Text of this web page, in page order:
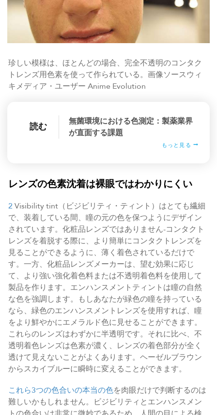
珍しい模様は、ほとんどの場合、完全不透明のコンタク
トレンズ用色素を使って作られている。画像ソースウィ
キメディア・ユーザー Anime Evolution
読む
無菌環境における色測定：製薬業界
が直面する課題
もっと見る
レンズの色素沈着は裸眼ではわかりにくい
2 Visibility tint（ビジビリティ・ティント）はとても繊細
で、装着している間、瞳の元の色を保つようにデザイン
されています。化粧品レンズではありません-コンタクト
レンズを着脱する際に、より簡単にコンタクトレンズを
見ることができるように、薄く着色されているだけで
す。一方、化粧品レンズメーカーは、望む効果に応じ
て、より強い強化着色料または不透明着色料を使用して
製品を作ります。エンハンスメントティントは瞳の自然
な色を強調します。もしあなたが緑色の瞳を持っている
なら、緑色のエンハンスメントレンズを使用すれば、瞳
をより鮮やかにエメラルド色に見せることができます。
これらのレンズはわずかに半透明です。それに比べ、不
透明着色レンズは色素が濃く、レンズの着色部分が全く
透けて見えないことがよくあります。ヘーゼルブラウン
からスカイブルーに瞬時に変えることができます。
これら3つの色合いの本当の色を肉眼だけで判断するのは
難しいかもしれません。ビジビリティとエンハンスメン